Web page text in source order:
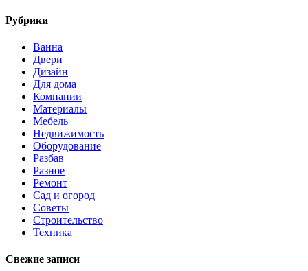
Рубрики
Ванна
Двери
Дизайн
Для дома
Компании
Материалы
Мебель
Недвижимость
Оборудование
Разбав
Разное
Ремонт
Сад и огород
Советы
Строительство
Техника
Свежие записи